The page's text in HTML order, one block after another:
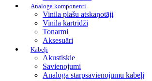
Analoga komponenti
Vinila plašu atskaņotāji
Vinila kārtridži
Tonarmi
Aksesuāri
Kabeļi
Akustiskie
Savienojumi
Analoga starpsavienojumu kabeļi